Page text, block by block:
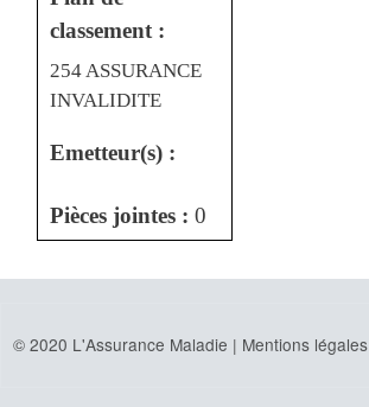
classement :
254 ASSURANCE
INVALIDITE
Emetteur(s) :
Pièces jointes : 0
© 2020 L'Assurance Maladie | Mentions légales